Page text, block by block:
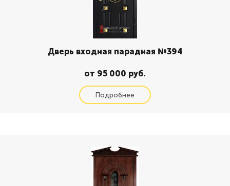
Дверь входная парадная №394
от 95 000 руб.